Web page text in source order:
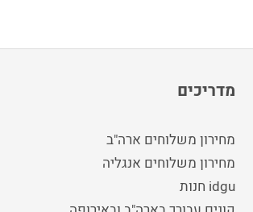
מדריכים
מחירון משלוחים ארה"ב
מחירון משלוחים אנגליה
idgu חנות